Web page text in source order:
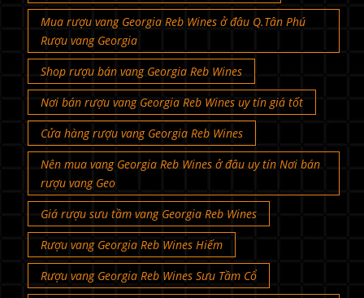
Mua rượu vang Georgia Reb Wines ở đâu Q.Tân Phú
Rượu vang Georgia
Shop rượu bán vang Georgia Reb Wines
Nơi bán rượu vang Georgia Reb Wines uy tín giá tốt
Cửa hàng rượu vang Georgia Reb Wines
Nên mua vang Georgia Reb Wines ở đâu uy tín Nơi bán
rượu vang Geo
Giá rượu sưu tầm vang Georgia Reb Wines
Rượu vang Georgia Reb Wines Hiếm
Rượu vang Georgia Reb Wines Sưu Tầm Cổ